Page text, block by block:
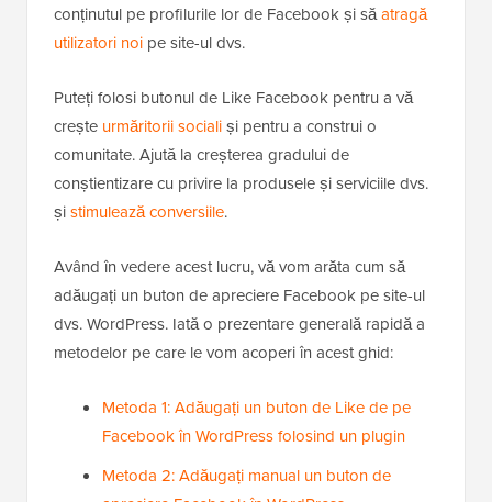
conținutul pe profilurile lor de Facebook și săatragă
utilizatori noi pe site-ul dvs.
Puteți folosi butonul de Like Facebook pentru a vă
crește urmăritorii socialiși pentru a construi o
comunitate. Ajută la creșterea gradului de
conștientizare cu privire la produsele și serviciile dvs.
șistimulează conversiile.
Având în vedere acest lucru, vă vom arăta cum să
adăugați un buton de apreciere Facebook pe site-ul
dvs. WordPress. Iată o prezentare generală rapidă a
metodelor pe care le vom acoperi în acest ghid:
Metoda 1: Adăugați un buton de Like de pe
Facebook în WordPress folosind un plugin
Metoda 2: Adăugați manual un buton de